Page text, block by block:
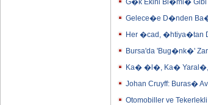
G�k Ekini Bi�mi� Gibi
Gelece�e D�nden
Her �cad, �htiya�tan
Bursa'da 'Bug�nk�'
Ka� �l�, Ka� Yaral�,
Johan Cruyff: Buras�
Otomobiller ve